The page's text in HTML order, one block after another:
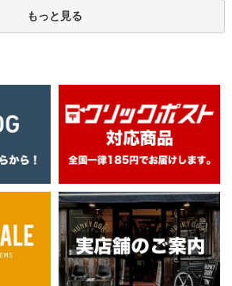
もっと見る